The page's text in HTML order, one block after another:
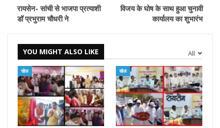
रायसेन- सांची से भाजपा प्रत्याशी
डॉ प्रभुराम चौधरी ने
विजय के घोष के साथ हुआ चुनावी
कार्यालय का शुभारंभ
All
YOU MIGHT ALSO LIKE
खेल खेल